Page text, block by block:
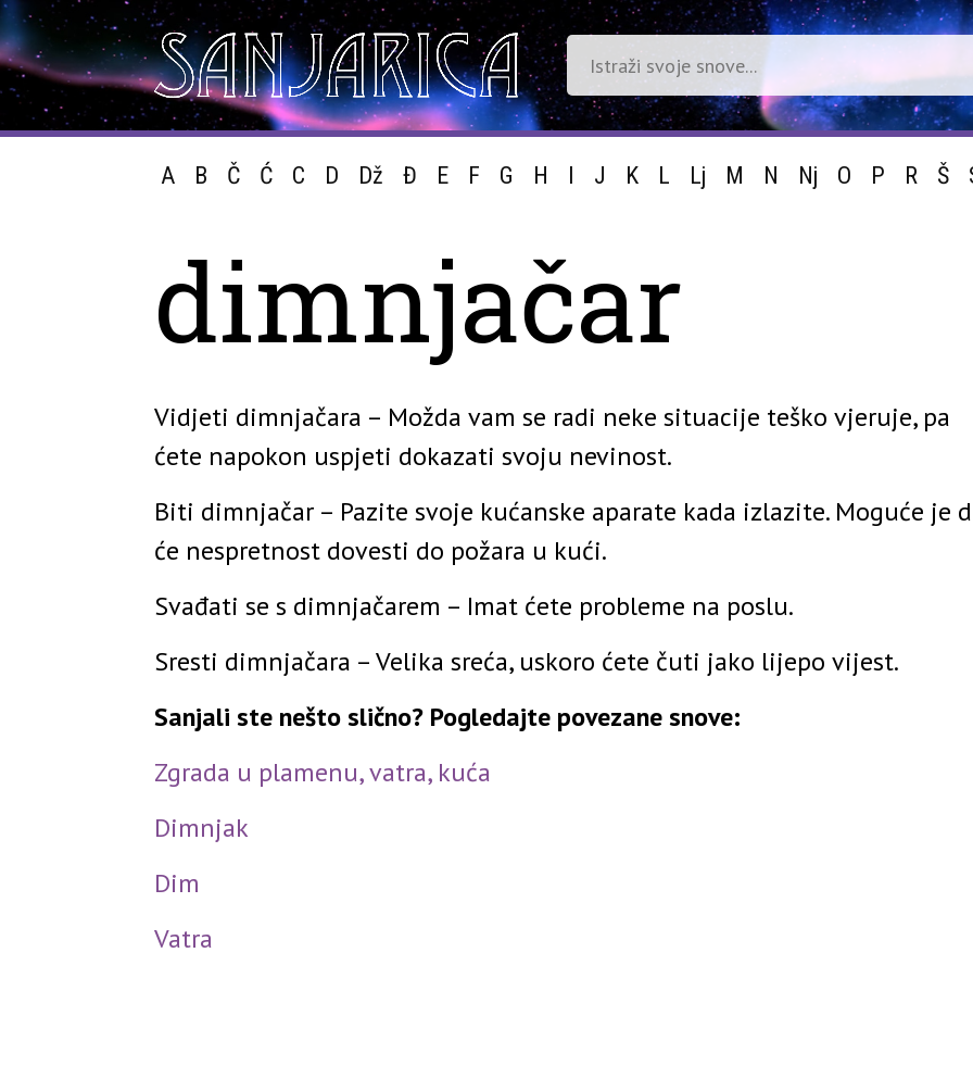
A B Č Ć C D Dž Đ E F G H I J K L Lj M N Nj O P R Š
dimnjačar
Vidjeti dimnjačara – Možda vam se radi neke situacije teško vjeruje, pa
ćete napokon uspjeti dokazati svoju nevinost.
Biti dimnjačar – Pazite svoje kućanske aparate kada izlazite. Moguće je
će nespretnost dovesti do požara u kući.
Svađati se s dimnjačarem – Imat ćete probleme na poslu.
Sresti dimnjačara – Velika sreća, uskoro ćete čuti jako lijepo vijest.
Sanjali ste nešto slično? Pogledajte povezane snove:
Zgrada u plamenu, vatra, kuća
Dimnjak
Dim
Vatra